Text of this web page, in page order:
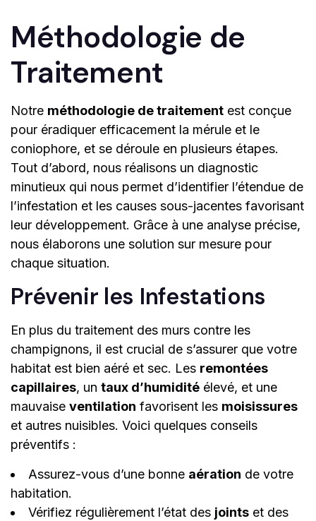
Méthodologie de
Traitement
Notre méthodologie de traitement est conçue
pour éradiquer efficacement la mérule et le
coniophore, et se déroule en plusieurs étapes.
Tout d’abord, nous réalisons un diagnostic
minutieux qui nous permet d’identifier l’étendue de
l’infestation et les causes sous-jacentes favorisant
leur développement. Grâce à une analyse précise,
nous élaborons une solution sur mesure pour
chaque situation.
Prévenir les Infestations
En plus du traitement des murs contre les
champignons, il est crucial de s’assurer que votre
habitat est bien aéré et sec. Les remontées
capillaires, un taux d’humidité élevé, et une
mauvaise ventilation favorisent les moisissures
et autres nuisibles. Voici quelques conseils
préventifs :
Assurez-vous d’une bonne aération de votre
habitation.
Vérifiez régulièrement l’état des joints et des